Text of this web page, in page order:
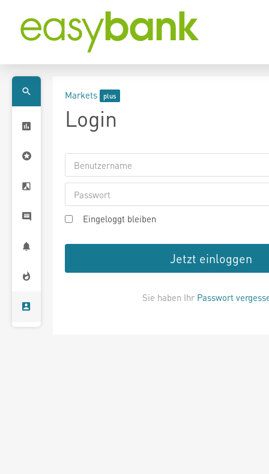
Markets
Login
Eingeloggt bleiben
Jetzt einloggen
Sie haben Ihr Passwort